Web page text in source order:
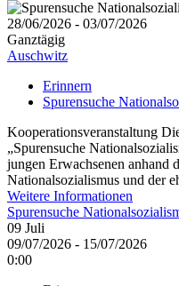
28/06/2026 - 03/07/2026
Ganztägig
Auschwitz
Erinnern
Spurensuche
Kooperationsveranstaltung
„Spurensuche
jungen Erwachsenen anhand
Nationalsozialismus und der
Weitere Informationen
Spurensuche
09 Juli
09/07/2026 - 15/07/2026
0:00